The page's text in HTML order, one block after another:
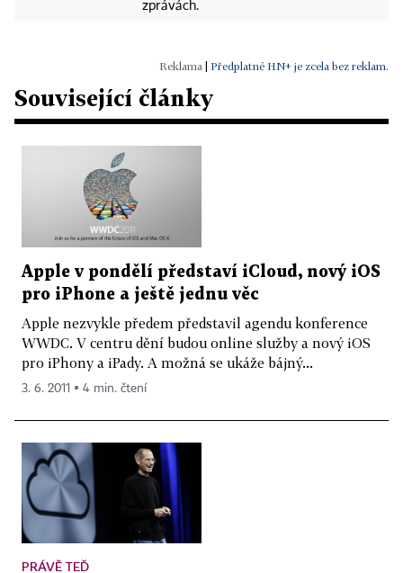
zprávách.
Předplatné HN+ je zcela bez reklam.
Související články
Apple v pondělí představí iCloud, nový iOS
pro iPhone a ještě jednu věc
Apple nezvykle předem představil agendu konference
WWDC. V centru dění budou online služby a nový iOS
pro iPhony a iPady. A možná se ukáže bájný...
3. 6. 2011 ▪ 4 min. čtení
PRÁVĚ TEĎ